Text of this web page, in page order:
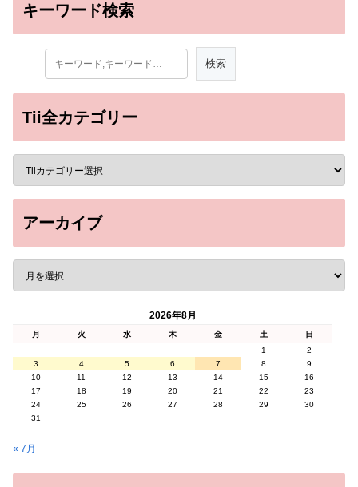
キーワード検索
Tii全カテゴリー
アーカイブ
2026年8月
月 火 水 木 金 土
日
1
2
3
4 5 6 7 8
9
10
11 12 13 14 15
16
17
18 19 20 21 22
23
24
25 26 27 28 29
30
31
« 7月